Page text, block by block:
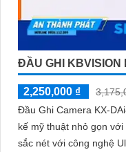
ĐẦU GHI KBVISION
2,250,000 ₫
Đầu Ghi Camera KX-
kế mỹ thuật nhỏ gọn với đầu ghi 4
sắc nét với công nghệ